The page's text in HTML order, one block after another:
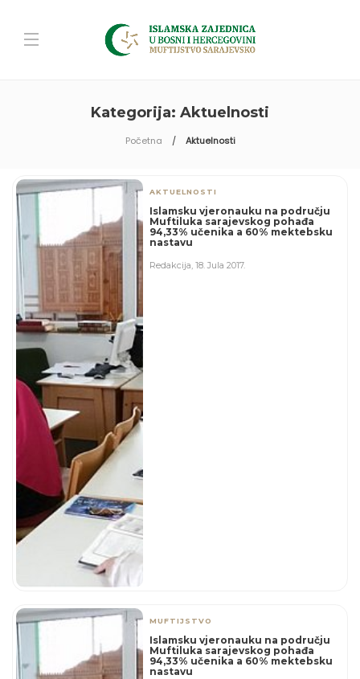
Kategorija: Aktuelnosti
Početna Aktuelnosti
AKTUELNOSTI
Islamsku vjeronauku na području
Muftiluka sarajevskog pohađa
94,33% učenika a 60% mektebsku
nastavu
Redakcija,18. Jula 2017.
MUFTIJSTVO
Islamsku vjeronauku na području
Muftiluka sarajevskog pohađa
94,33% učenika a 60% mektebsku
nastavu